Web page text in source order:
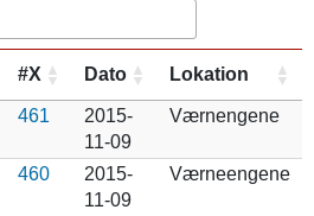
#X Dato Lokation
461
2015-
11-09
Værnengene
460
2015-
11-09
Værneengene